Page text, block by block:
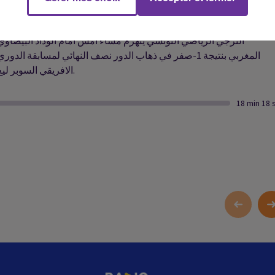
الترجي الرياضي التونسي ينهزم مساء امس امام الوداد
المغربي بنتيجة 1-صفر في ذهاب الدور نصف النهائي لمسابقة
الافريقي السوبر ليغ.
18 min 18